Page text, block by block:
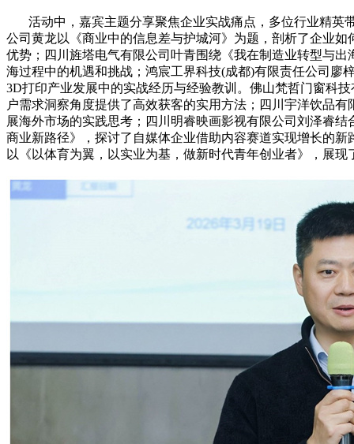
活动中，嘉宾主题分享聚焦企业实战痛点，多位行业精英
公司黄龙以《商业中的信息差与护城河》为题，剖析了企业
优势；四川旌塔电气有限公司叶青围绕《我在制造业转型与
海过程中的机遇和挑战；鸿宸工界科技(成都)有限责任公司廖
3D打印产业发展中的实战经历与经验教训。佛山梵哲门窗科
户需求洞察角度提供了高效获客的实用方法；四川宇洋饮品
展海外市场的实践思考；四川明睿映画影视有限公司刘泽睿
商业新路径》，探讨了自媒体企业借助内容赛道实现增长的
以《以体育为翼，以实业为基，做新时代青年创业者》，展